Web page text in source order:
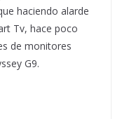
haciendo alarde
Tv, hace poco
de monitores
G9.